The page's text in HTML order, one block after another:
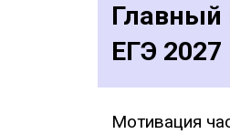
Главный
ЕГЭ 2027
Мотивация